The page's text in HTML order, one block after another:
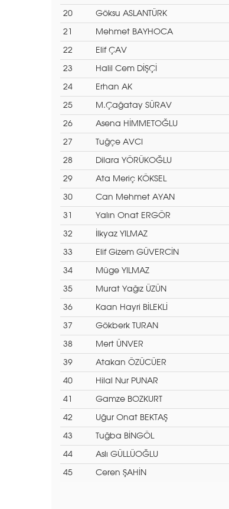
20 Göksu ASLANTÜRK
21 Mehmet BAYHOCA
22 Elif ÇAV
23 Halil Cem DİŞÇİ
24 Erhan AK
25 M.Çağatay SÜRAV
26 Asena HİMMETOĞLU
27 Tuğçe AVCI
28 Dilara YÖRÜKOĞLU
29 Ata Meriç KÖKSEL
30 Can Mehmet AYAN
31 Yalın Onat ERGÖR
32 İlkyaz YILMAZ
33 Elif Gizem GÜVERCİN
34 Müge YILMAZ
35 Murat Yağız ÜZÜN
36 Kaan Hayri BİLEKLİ
37 Gökberk TURAN
38 Mert ÜNVER
39 Atakan ÖZÜCÜER
40 Hilal Nur PUNAR
41 Gamze BOZKURT
42 Uğur Onat BEKTAŞ
43 Tuğba BİNGÖL
44 Aslı GÜLLÜOĞLU
45 Ceren ŞAHİN